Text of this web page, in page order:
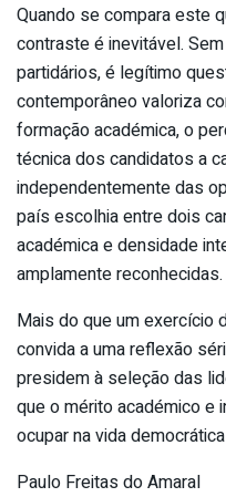
Quando se compara este
contraste é inevitável.
partidários, é legítimo
contemporâneo valoriza
formação académica, o
técnica dos candidatos a
independentemente das
país escolhia entre dois
académica e densidade
amplamente reconhecidas.
Mais do que um exercício
convida a uma reflexão
presidem à seleção das
que o mérito académico e
ocupar na vida
Paulo Freitas do Amaral